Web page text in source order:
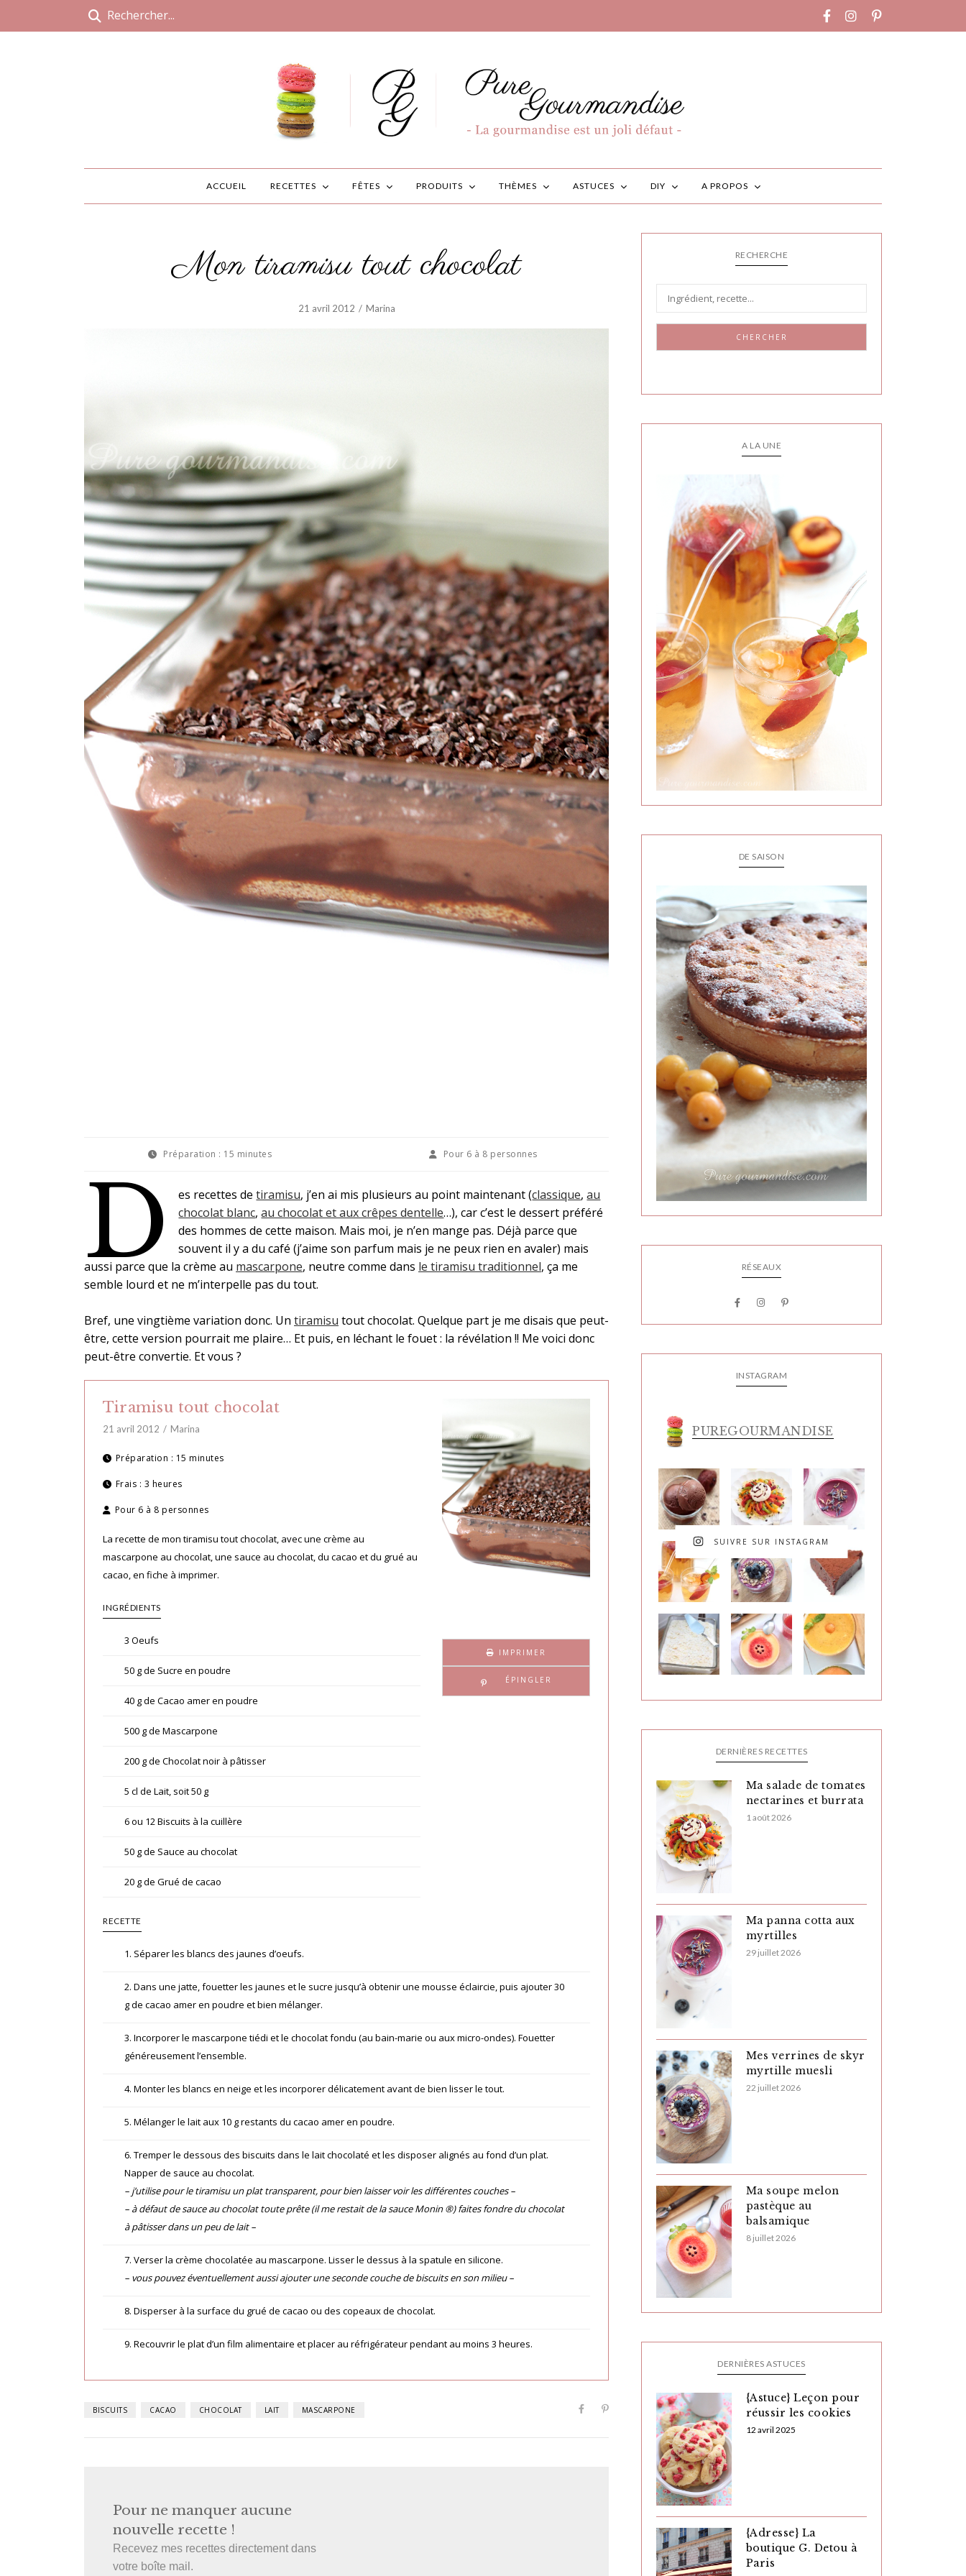
ACCUEIL RECETTES FÊTES PRODUITS THÈMES ASTUCES DIY A PROPOS
Mon tiramisu tout chocolat
21 avril 2012 Marina
Préparation : 15 minutes Pour 6 à 8 personnes
D es recettes detiramisu, j’en ai mis plusieurs au point maintenant (classique,au
chocolat blanc,au chocolat et aux crêpes dentelle…), car c’est le dessert préféré
des hommes de cette maison. Mais moi, je n’en mange pas. Déjà parce que
souvent il y a du café (j’aime son parfum mais je ne peux rien en avaler) mais
aussi parce que la crème au mascarpone, neutre comme dans le tiramisu traditionnel, ça me
semble lourd et ne m’interpelle pas du tout.
Bref, une vingtième variation donc. Un tiramisu tout chocolat. Quelque part je me disais que peut-
être, cette version pourrait me plaire… Et puis, en léchant le fouet : la révélation !! Me voici donc
peut-être convertie. Et vous ?
IMPRIMER
Tiramisu tout chocolat
21 avril 2012 Marina
Préparation : 15 minutes
Frais : 3 heures
Pour 6 à 8 personnes
La recette de mon tiramisu tout chocolat, avec une crème au
mascarpone au chocolat, une sauce au chocolat, du cacao et du grué au
cacao, en fiche à imprimer.
INGRÉDIENTS
3 Oeufs
50 g de Sucre en poudre
40 g de Cacao amer en poudre
500 g de Mascarpone
200 g de Chocolat noir à pâtisser
5 cl de Lait, soit 50 g
6 ou 12 Biscuits à la cuillère
50 g de Sauce au chocolat
20 g de Grué de cacao
RECETTE
1. Séparer les blancs des jaunes d’oeufs.
2. Dans une jatte, fouetter les jaunes et le sucre jusqu’à obtenir une mousse éclaircie, puis ajouter 30
g de cacao amer en poudre et bien mélanger.
3. Incorporer le mascarpone tiédi et le chocolat fondu (au bain-marie ou aux micro-ondes). Fouetter
généreusement l’ensemble.
4. Monter les blancs en neige et les incorporer délicatement avant de bien lisser le tout.
5. Mélanger le lait aux 10 g restants du cacao amer en poudre.
6. Tremper le dessous des biscuits dans le lait chocolaté et les disposer alignés au fond d’un plat.
Napper de sauce au chocolat.
– j’utilise pour le tiramisu un plat transparent, pour bien laisser voir les différentes couches –
– à défaut de sauce au chocolat toute prête (il me restait de la sauce Monin ®) faites fondre du chocolat
à pâtisser dans un peu de lait –
7. Verser la crème chocolatée au mascarpone. Lisser le dessus à la spatule en silicone.
– vous pouvez éventuellement aussi ajouter une seconde couche de biscuits en son milieu –
8. Disperser à la surface du grué de cacao ou des copeaux de chocolat.
9. Recouvrir le plat d’un film alimentaire et placer au réfrigérateur pendant au moins 3 heures.
BISCUITS CACAO CHOCOLAT LAIT MASCARPONE
Pour ne manquer aucune
nouvelle recette !
Recevez mes recettes directement dans
votre boîte mail.
RECHERCHE
CHERCHER
A LA UNE
DE SAISON
RÉSEAUX
INSTAGRAM
PUREGOURMANDISE
SUIVRE SUR INSTAGRAM
DERNIÈRES RECETTES
Ma salade de tomates
nectarines et burrata
1 août 2026
Ma panna cotta aux
myrtilles
29 juillet 2026
Mes verrines de skyr
myrtille muesli
22 juillet 2026
Ma soupe melon
pastèque au
balsamique
8 juillet 2026
DERNIÈRES ASTUCES
{Astuce} Leçon pour
réussir les cookies
12 avril 2025
{Adresse} La
boutique G. Detou à
Paris